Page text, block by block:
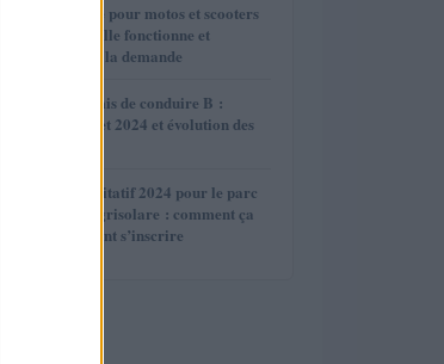
de la prime pour motos et scooters
: comment elle fonctionne et
en faire la demande
du permis de conduire B :
de juillet 2024 et évolution des
d’offres incitatif 2024 pour le parc
Agrisolare : comment ça
et comment s’inscrire